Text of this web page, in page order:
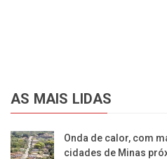
AS MAIS LIDAS
Onda de calor, com
cidades de Minas